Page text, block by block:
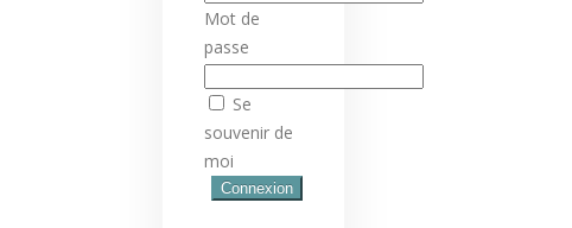
Mot de
passe
Se
souvenir de
moi